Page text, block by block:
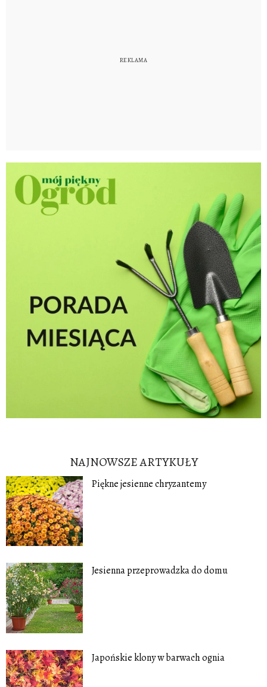
NAJNOWSZE ARTYKUŁY
Piękne jesienne chryzantemy
Jesienna przeprowadzka do domu
Japońskie klony w barwach ognia